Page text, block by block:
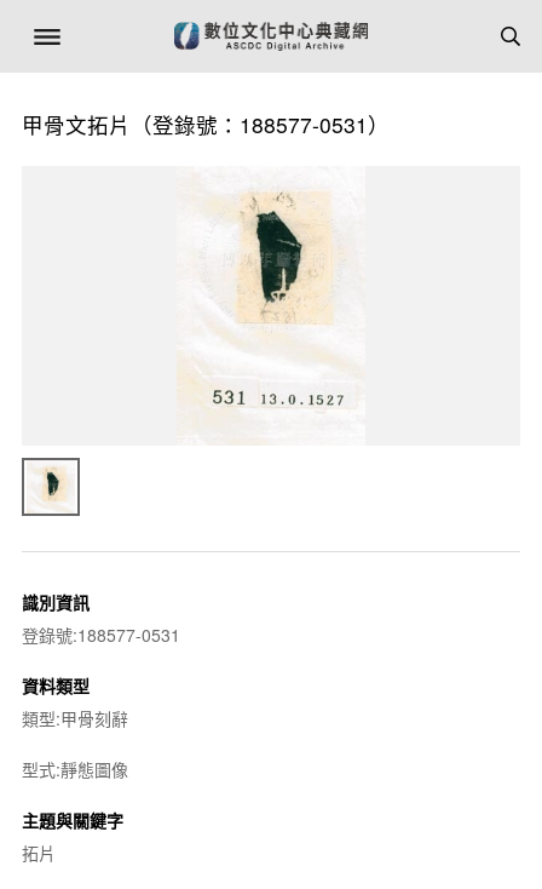
甲骨文拓片（登錄號：188577-0531）
識別資訊
登錄號:188577-0531
資料類型
類型:甲骨刻辭
型式:靜態圖像
主題與關鍵字
拓片